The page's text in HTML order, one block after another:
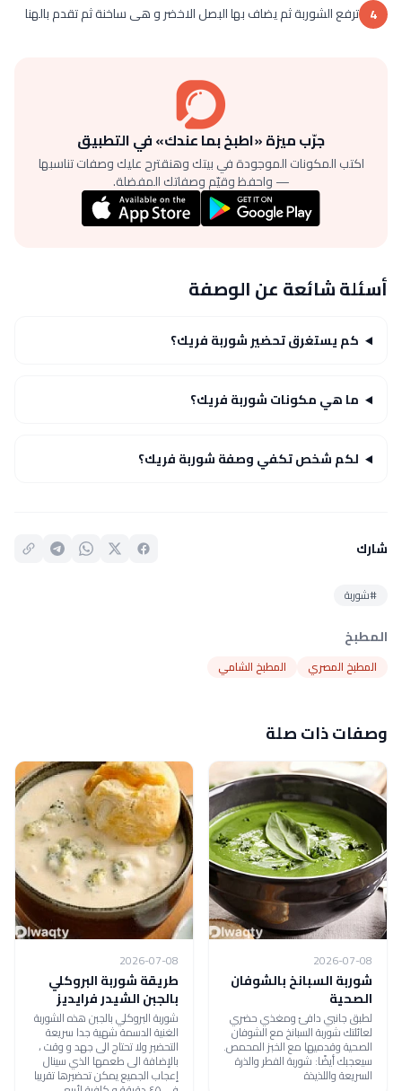
4 ترفع الشوربة ثم يضاف بها البصل الاخضر و هى ساخنة ثم تقدم بالهنا
جرّب ميزة «اطبخ بما عندك» في التطبيق
اكتب المكونات الموجودة في بيتك وهنقترح عليك وصفات تناسبها
— واحفظ وقيّم وصفاتك المفضلة.
أسئلة شائعة عن الوصفة
كم يستغرق تحضير شوربة فريك؟
ما هي مكونات شوربة فريك؟
لكم شخص تكفي وصفة شوربة فريك؟
شارك
#شوربة
المطبخ
المطبخ المصري المطبخ الشامي
وصفات ذات صلة
2026-07-08
شوربة السبانخ بالشوفان
الصحية
لطبق جانبي دافئ ومغذي حضري
لعائلتك شوربة السبانخ مع الشوفان
الصحية وقدميها مع الخبز المحمص.
سيعجبك أيضًا: شوربة الفطر والذرة
السريعة واللذيذة
2026-07-08
طريقة شوربة البروكلي
بالجبن الشيدر فرايديز
شوربة البروكلي بالجبن هذه الشوربة
الغنية الدسمة شهية جدا سريعة
التحضير ولا تحتاج الى جهد و وقت ،
بالإضافة الى طعمها الذي سينال
إعجاب الجميع يمكن تحضيرها تقريبا